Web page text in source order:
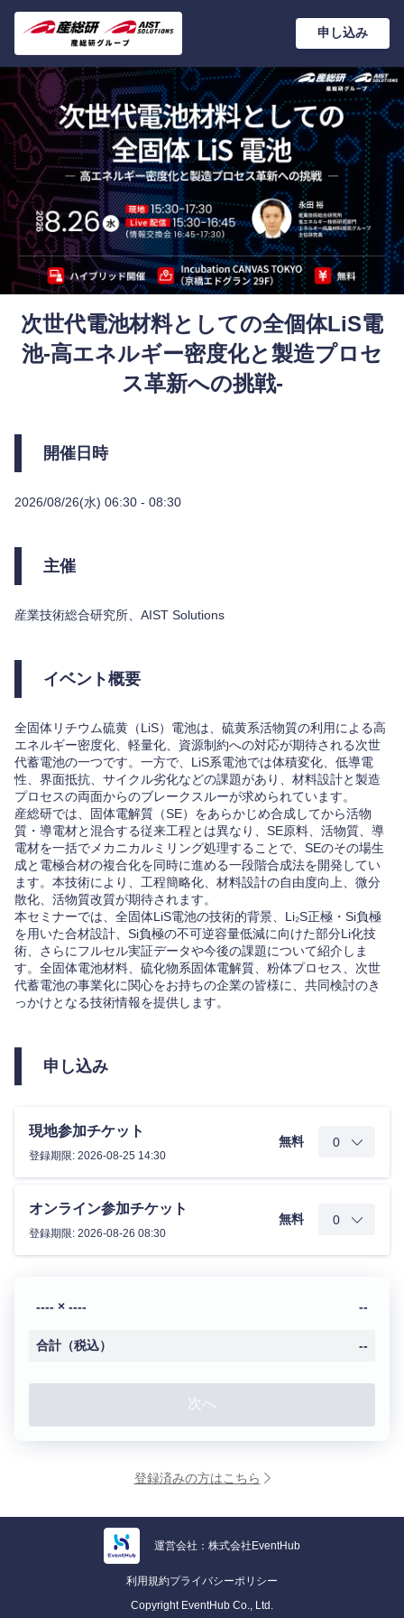
次世代電池材料としての全個体LiS電
池-高エネルギー密度化と製造プロセ
ス革新への挑戦-
申し込み
開催日時
2026/08/26(水) 06:30 - 08:30
主催
産業技術総合研究所、AIST Solutions
イベント概要
全固体リチウム硫黄（LiS）電池は、硫黄系活物質の利用による高
エネルギー密度化、軽量化、資源制約への対応が期待される次世
代蓄電池の一つです。一方で、LiS系電池では体積変化、低導電
性、界面抵抗、サイクル劣化などの課題があり、材料設計と製造
プロセスの両面からのブレークスルーが求められています。
産総研では、固体電解質（SE）をあらかじめ合成してから活物
質・導電材と混合する従来工程とは異なり、SE原料、活物質、導
電材を一括でメカニカルミリング処理することで、SEのその場生
成と電極合材の複合化を同時に進める一段階合成法を開発してい
ます。本技術により、工程簡略化、材料設計の自由度向上、微分
散化、活物質改質が期待されます。
本セミナーでは、全固体LiS電池の技術的背景、Li₂S正極・Si負極
を用いた合材設計、Si負極の不可逆容量低減に向けた部分Li化技
術、さらにフルセル実証データや今後の課題について紹介しま
す。全固体電池材料、硫化物系固体電解質、粉体プロセス、次世
代蓄電池の事業化に関心をお持ちの企業の皆様に、共同検討のき
っかけとなる技術情報を提供します。
申し込み
現地参加チケット
登録期限: 2026-08-25 14:30
無料
オンライン参加チケット
登録期限: 2026-08-26 08:30
無料
---- × ---- --
合計（税込） --
次へ
登録済みの方はこちら
運営会社：株式会社EventHub
利用規約プライバシーポリシー
Copyright EventHub Co., Ltd.